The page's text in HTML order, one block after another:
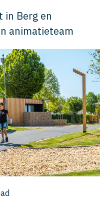
in Berg en
animatieteam